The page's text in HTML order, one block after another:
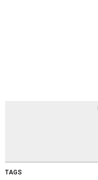
TAGS